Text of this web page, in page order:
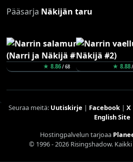
Pääsarja Näkijän taru
★ 8.86/ 68 ★ 8.88
Seuraa meitä: Uutiskirje | Facebook| X
English Site
Hostingpalvelun tarjoaa
© 1996 - 2026 Risingshadow.